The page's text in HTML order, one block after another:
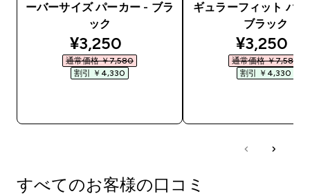
ーバーサイズ パーカー - ブラ
ック
discounted price
¥3,250‎
通常価格 ￥7,580‎
割引 ￥4,330‎
ギュラーフィット パ
ブラック
¥3,250‎
通常価格 ￥7,580‎
割引 ￥4,330‎
すべてのお客様の口コミ